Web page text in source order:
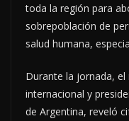
toda la región para
sobrepoblación de
salud humana,
Durante la jornada,
internacional y
de Argentina, reveló